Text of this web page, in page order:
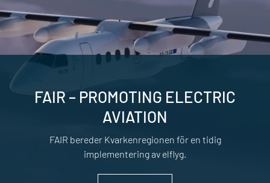
FAIR – PROMOTING ELECTRIC
AVIATION
FAIR bereder Kvarkenregionen för en tidig
implementering av elflyg.